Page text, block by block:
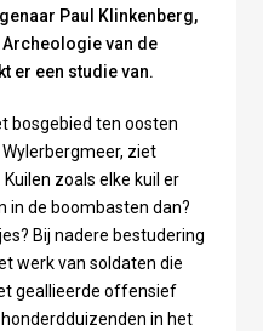
Paul Klinkenberg,
van de
er een studie van.
bosgebied ten oosten
ziet
zoals elke kuil er
in de boombasten dan?
Bij nadere bestudering
werk van soldaten die
geallieerde offensief
in het